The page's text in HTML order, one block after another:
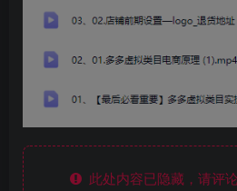
此处内容已隐藏，请评